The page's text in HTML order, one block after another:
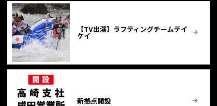
【TV出演】ラフティングチームテイ
ケイ
新拠点開設